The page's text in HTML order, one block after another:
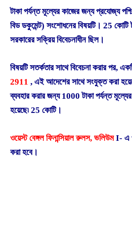
টাকা পর্যন্ত মূল্যের কাজের জন্য প্রযোজ্য
বিড ডকুমেন্ট) সংশোধনের বিষয়টি। 25 কোটি
সরকারের সক্রিয় বিবেচনাধীন ছিল।
বিষয়টি সতর্কতার সাথে বিবেচনা করার পর,
2911 , এই আদেশের সাথে সংযুক্ত করা
ব্যবহার করার জন্য 1000 টাকা পর্যন্ত
হয়েছে৷ 25 কোটি।
ওয়েস্ট বেঙ্গল ফিনান্সিয়াল রুলস, ভলিউমI- এ
করা হবে।